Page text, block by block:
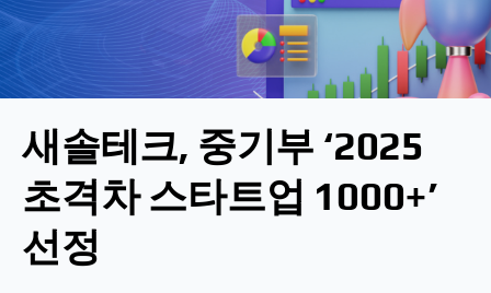
새솔테크, 중기부 ‘2025
초격차 스타트업 1000+’
선정